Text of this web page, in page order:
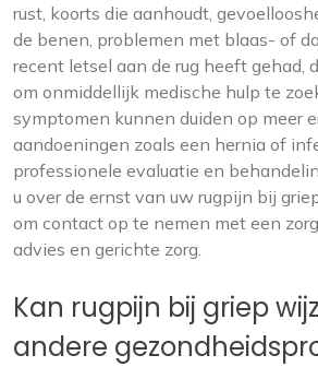
rust, koorts die aanhoudt,
de benen, problemen met blaas- of
recent letsel aan de rug heeft gehad,
om onmiddellijk medische hulp te
symptomen kunnen duiden op meer
aandoeningen zoals een hernia of
professionele evaluatie en
u over de ernst van uw rugpijn bij
om contact op te nemen met een
advies en gerichte zorg.
Kan rugpijn bij griep
andere